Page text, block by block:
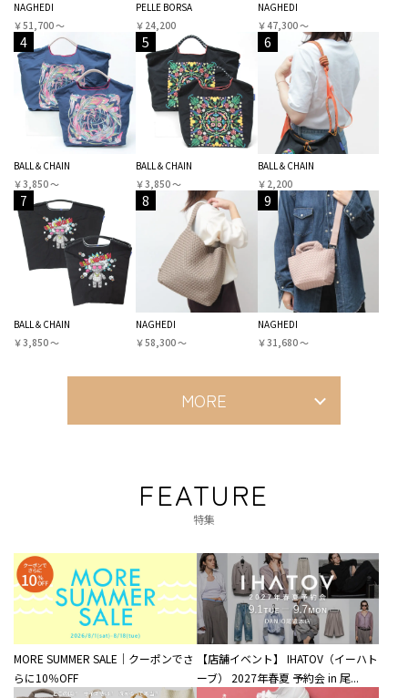
NAGHEDI
￥51,700 〜
PELLE BORSA
￥24,200
NAGHEDI
￥47,300 〜
4
BALL＆CHAIN
￥3,850 〜
5
BALL＆CHAIN
￥3,850 〜
6
BALL＆CHAIN
￥2,200
7
BALL＆CHAIN
￥3,850 〜
8
NAGHEDI
￥58,300 〜
9
NAGHEDI
￥31,680 〜
MORE
FEATURE
特集
MORE SUMMER SALE｜クーポンでさ
らに10％OFF
【店舗イベント】 IHATOV（イーハト
ーブ） 2027年春夏 予約会 in 尾...